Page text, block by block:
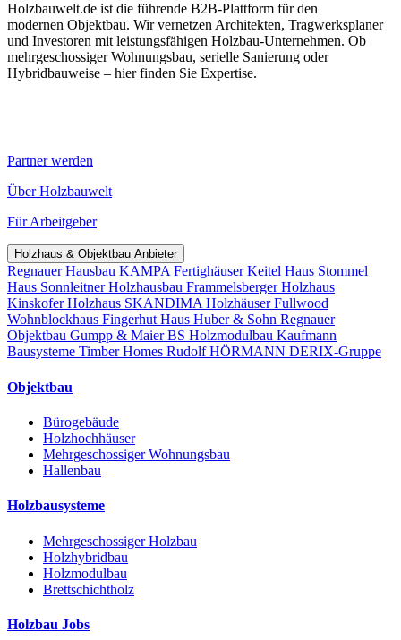
Holzbauwelt.de ist die führende B2B-Plattform für den
modernen Objektbau. Wir vernetzen Architekten, Tragwerksplaner
und Investoren mit leistungsfähigen Holzbau-Unternehmen. Ob
mehrgeschossiger Wohnungsbau, serielle Sanierung oder
Hybridbauweise – hier finden Sie Expertise.
Partner werden
Über Holzbauwelt
Für Arbeitgeber
Holzhaus & Objektbau Anbieter
Regnauer Hausbau KAMPA FertighäuserKeitel Haus Stommel
Haus Sonnleitner Holzhausbau Frammelsberger Holzhaus
Kinskofer Holzhaus SKANDIMA HolzhäuserFullwood
Wohnblockhaus Fingerhut Haus Huber & Sohn Regnauer
Objektbau Gumpp & MaierBS Holzmodulbau Kaufmann
Bausysteme Timber Homes Rudolf HÖRMANN DERIX-Gruppe
Objektbau
Bürogebäude
Holzhochhäuser
Mehrgeschossiger Wohnungsbau
Hallenbau
Holzbausysteme
Mehrgeschossiger Holzbau
Holzhybridbau
Holzmodulbau
Brettschichtholz
Holzbau Jobs